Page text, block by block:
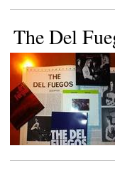
The Del